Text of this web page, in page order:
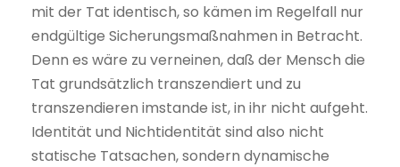
mit der Tat identisch, so kämen im Regelfall nur
endgültige Sicherungsmaßnahmen in Betracht.
Denn es wäre zu verneinen, daß der Mensch die
Tat grundsätzlich transzendiert und zu
transzendieren imstande ist, in ihr nicht aufgeht.
Identität und Nichtidentität sind also nicht
statische Tatsachen, sondern dynamische